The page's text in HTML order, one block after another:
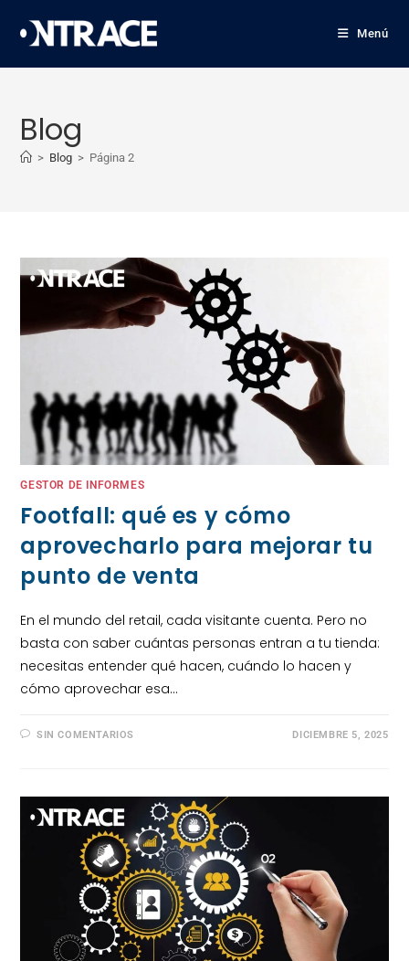
Menú
Blog
> Blog > Página 2
GESTOR DE INFORMES
Footfall: qué es y cómo
aprovecharlo para mejorar tu
punto de venta
En el mundo del retail, cada visitante cuenta. Pero no
basta con saber cuántas personas entran a tu tienda:
necesitas entender qué hacen, cuándo lo hacen y
cómo aprovechar esa…
SIN COMENTARIOS DICIEMBRE 5, 2025